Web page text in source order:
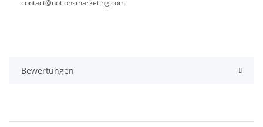
contact@notionsmarketing.com
Bewertungen